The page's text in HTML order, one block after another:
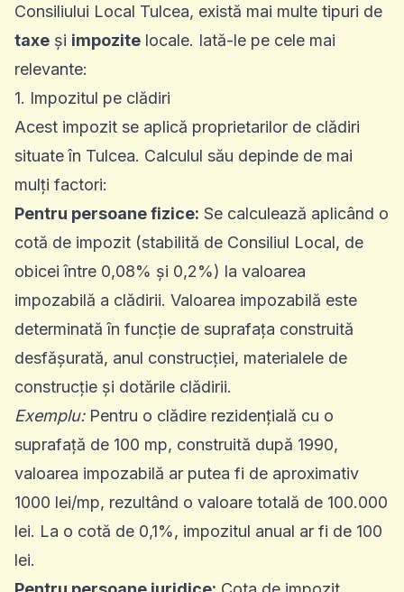
Consiliului Local Tulcea, există mai multe tipuri de
taxe și impozite locale. Iată-le pe cele mai
relevante:
1. Impozitul pe clădiri
Acest impozit se aplică proprietarilor de clădiri
situate în Tulcea. Calculul său depinde de mai
mulți factori:
Pentru persoane fizice: Se calculează aplicând o
cotă de impozit (stabilită de Consiliul Local, de
obicei între 0,08% și 0,2%) la valoarea
impozabilă a clădirii. Valoarea impozabilă este
determinată în funcție de suprafața construită
desfășurată, anul construcției, materialele de
construcție și dotările clădirii.
Exemplu:Pentru o clădire rezidențială cu o
suprafață de 100 mp, construită după 1990,
valoarea impozabilă ar putea fi de aproximativ
1000 lei/mp, rezultând o valoare totală de 100.000
lei. La o cotă de 0,1%, impozitul anual ar fi de 100
lei.